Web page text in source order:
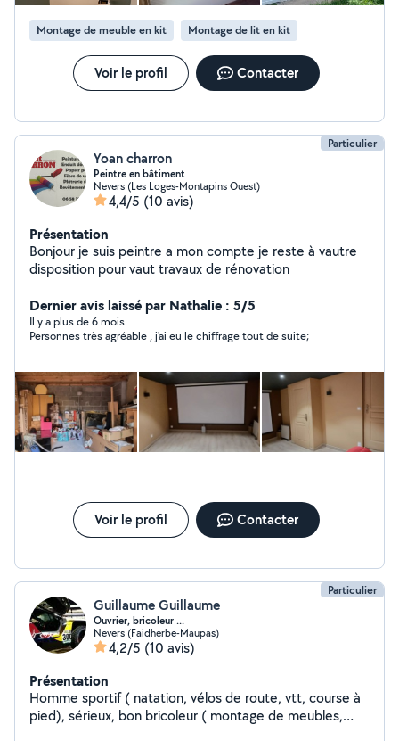
Montage de meuble en kit Montage de lit en kit
Voir le profil Contacter
Particulier
Yoan charron
Peintre en bâtiment
Nevers (Les Loges-Montapins Ouest)
4,4/5 (10 avis)
Présentation
Bonjour je suis peintre a mon compte je reste à vautre
disposition pour vaut travaux de rénovation
Dernier avis laissé par Nathalie : 5/5
Il y a plus de 6 mois
Personnes très agréable , j'ai eu le chiffrage tout de suite;
Voir le profil Contacter
Particulier
Guillaume Guillaume
Ouvrier, bricoleur ...
Nevers (Faidherbe-Maupas)
4,2/5 (10 avis)
Présentation
Homme sportif ( natation, vélos de route, vtt, course à
pied), sérieux, bon bricoleur ( montage de meubles,